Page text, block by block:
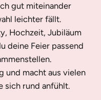
gut miteinander
leichter fällt.
Hochzeit, Jubiläum
deine Feier passend
und macht aus vielen
sich rund anfühlt.